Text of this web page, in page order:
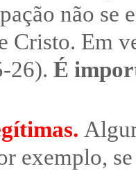
não se
Cristo. Em
26). É
exemplo,